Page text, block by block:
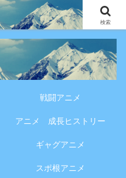
情報、登場人物や物語の考察を、作
紹介する専門ブログです。
戦闘アニメ
アニメ 成長ヒストリー
ギャグアニメ
スポ根アニメ
検索